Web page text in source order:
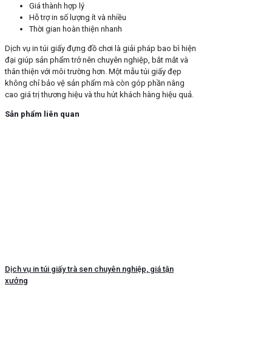
Giá thành hợp lý
Hỗ trợ in số lượng ít và nhiều
Thời gian hoàn thiện nhanh
Dịch vụ in túi giấy đựng đồ chơi là giải pháp bao bì hiện
đại giúp sản phẩm trở nên chuyên nghiệp, bắt mắt và
thân thiện với môi trường hơn. Một mẫu túi giấy đẹp
không chỉ bảo vệ sản phẩm mà còn góp phần nâng
cao giá trị thương hiệu và thu hút khách hàng hiệu quả.
Sản phẩm liên quan
Dịch vụ in túi giấy trà sen chuyên nghiệp, giá tận
xưởng